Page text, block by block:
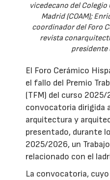
vicedecano del
Madrid (COAM);
coordinador del Foro
revista
presidente
El Foro Cerámico
el fallo del Premio
(TFM) del curso 2025/
convocatoria dirigida
arquitectura y
presentado, durante
2025/2026, un
relacionado con el
La convocatoria,